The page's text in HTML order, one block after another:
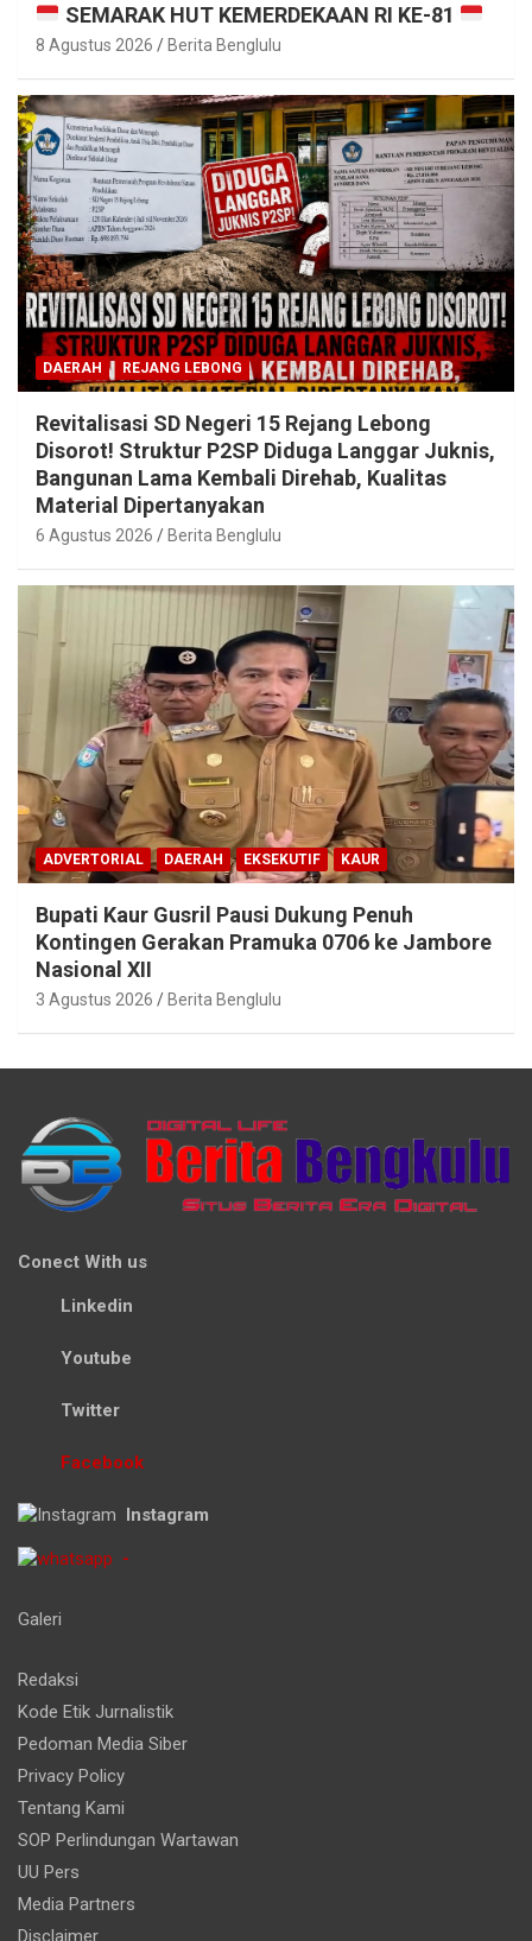
SEMARAK HUT KEMERDEKAAN RI KE-81
8 Agustus 2026 Berita Benglulu
DAERAH REJANG LEBONG
Revitalisasi SD Negeri 15 Rejang Lebong
Disorot! Struktur P2SP Diduga Langgar Juknis,
Bangunan Lama Kembali Direhab, Kualitas
Material Dipertanyakan
6 Agustus 2026 Berita Benglulu
ADVERTORIAL DAERAH EKSEKUTIF KAUR
Bupati Kaur Gusril Pausi Dukung Penuh
Kontingen Gerakan Pramuka 0706 ke Jambore
Nasional XII
3 Agustus 2026 Berita Benglulu
Conect With us
Linkedin
Youtube
Twitter
Tentang Kami
SOP Perlindungan Wartawan